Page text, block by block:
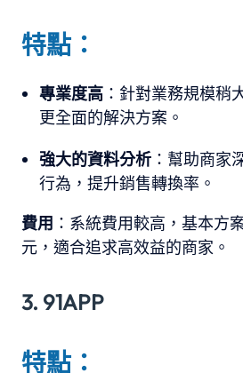
特點：
專業度高 ：針對業務規模稍
更全面的解決方案。
強大的資料分析 ：幫助商家
行為，提升銷售轉換率。
費用 ：系統費用較高，基本方
元，適合追求高效益的商家。
3. 91APP
特點：